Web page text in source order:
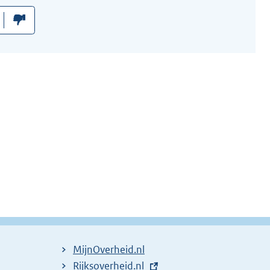
MijnOverheid.nl
E
Rijksoverheid.nl